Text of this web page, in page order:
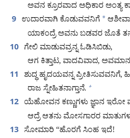
ಅವನ ಕ್ರೂರವಾದ ಅಧಿಕಾರ ಅಂತ್ಯ
9 ಉದಾರವಾಗಿ ಕೊಡುವವನಿಗೆ *
ಯಾಕಂದ್ರೆ ಅವನು ಬಡವರ ಜೊತೆ
10 ಗೇಲಿ ಮಾಡುವವ್ರನ್ನ ಓಡಿಸಿಬಿಡು,
ಆಗ ಕಿತ್ತಾಟ, ವಾದವಿವಾದ,
11
ಶುದ್ಧ ಹೃದಯವನ್ನ
ರಾಜ ಸ್ನೇಹಿತನಾಗ್ತಾನೆ. +
12 ಯೆಹೋವನ ಕಣ್ಣುಗಳು ಜ್ಞಾನ ಇರೋ
ಆದ್ರೆ ಆತನು ಮೋಸಗಾರರ
13 ಸೋಮಾರಿ “ಹೊರಗೆ ಸಿಂಹ ಇದೆ!